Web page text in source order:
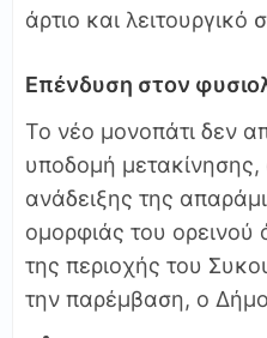
άρτιο και λειτουργικό
Επένδυση στον
Το νέο μονοπάτι δεν
υποδομή
ανάδειξης της
ομορφιάς του
της περιοχής του
την παρέμβαση, ο